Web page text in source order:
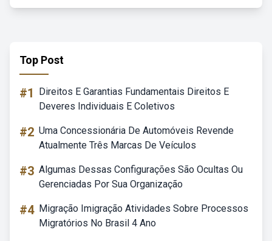
Top Post
#1
Direitos E Garantias Fundamentais Direitos E
Deveres Individuais E Coletivos
#2 Uma Concessionária De Automóveis Revende
Atualmente Três Marcas De Veículos
#3 Algumas Dessas Configurações São Ocultas Ou
Gerenciadas Por Sua Organização
#4 Migração Imigração Atividades Sobre Processos
Migratórios No Brasil 4 Ano